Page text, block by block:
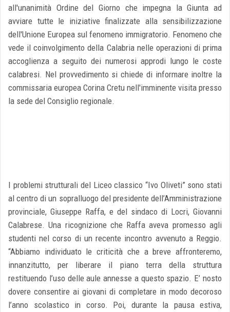
all'unanimità Ordine del Giorno che impegna la Giunta ad
avviare tutte le iniziative finalizzate alla sensibilizzazione
dell'Unione Europea sul fenomeno immigratorio. Fenomeno che
vede il coinvolgimento della Calabria nelle operazioni di prima
accoglienza a seguito dei numerosi approdi lungo le coste
calabresi. Nel provvedimento si chiede di informare inoltre la
commissaria europea Corina Cretu nell'imminente visita presso
la sede del Consiglio regionale.
I problemi strutturali del Liceo classico “Ivo Oliveti” sono stati
al centro di un sopralluogo del presidente dell’Amministrazione
provinciale, Giuseppe Raffa, e del sindaco di Locri, Giovanni
Calabrese. Una ricognizione che Raffa aveva promesso agli
studenti nel corso di un recente incontro avvenuto a Reggio.
“Abbiamo individuato le criticità che a breve affronteremo,
innanzitutto, per liberare il piano terra della struttura
restituendo l’uso delle aule annesse a questo spazio. E’ nosto
dovere consentire ai giovani di completare in modo decoroso
l’anno scolastico in corso. Poi, durante la pausa estiva,